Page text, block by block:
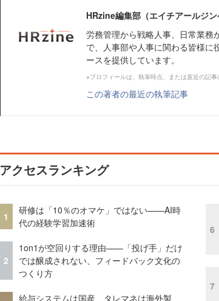
HRzine編集部（エイチアールジン
労務管理から戦略人事、日常業務
で、人事部や人事に関わる皆様に
ースを提供しています。
※プロフィールは、執筆時点、または直近の記
この著者の最近の執筆記事
アクセスランキング
1
研修は「10％のオマケ」ではない——AI時
代の経験学習加速術
2
1on1が空回りする理由——「投げ手」だけ
では醸成されない、フィードバック文化の
つくり方
給与システムは国産、タレマネは海外製
6
7